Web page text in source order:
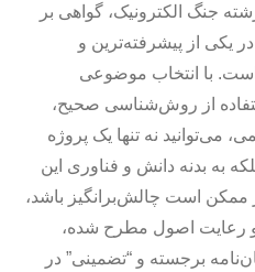
جنگ الکترونیک، گواهی بر
یکی از پیشرفته‌ترین و
با انتخاب موضوعی
از روش‌شناسی صحیح،
می‌توانید نه تنها یک پروژه
به بدنه دانش و فناوری این
ممکن است چالش‌برانگیز باشد،
و رعایت اصول مطرح شده،
برجسته و “تضمینی” در